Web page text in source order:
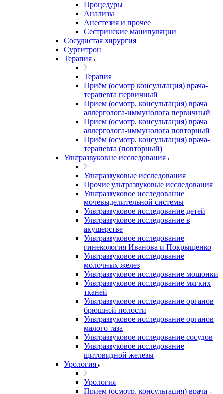
Процедуры
Анализы
Анестезия и прочее
Сестринские манипуляции
Сосудистая хирургия
Сургитрон
Терапия
Терапия
Приём (осмотр консультация) врача-
терапевта первичный
Прием (осмотр, консультация) врача
аллерголога-иммунолога первичный
Прием (осмотр, консультация) врача
аллерголога-иммунолога повторный
Приём (осмотр, консультация) врача-
терапевта (повторный)
Ультразвуковые исследования
Ультразвуковые исследования
Прочие ультразвуковые исследования
Ультразвуковое исследование
мочевыделительной системы
Ультразвуковое исследование детей
Ультразвуковое исследование в
акушерстве
Ультразвуковое исследование
гинекология Иванова и Покрыщенко
Ультразвуковое исследование
молочных желез
Ультразвуковое исследование мошонки
Ультразвуковое исследование мягких
тканей
Ультразвуковое исследование органов
брюшной полости
Ультразвуковое исследование органов
малого таза
Ультразвуковое исследование сосудов
Ультразвуковое исследование
щитовидной железы
Урология
Урология
Прием (осмотр, консультация) врача -